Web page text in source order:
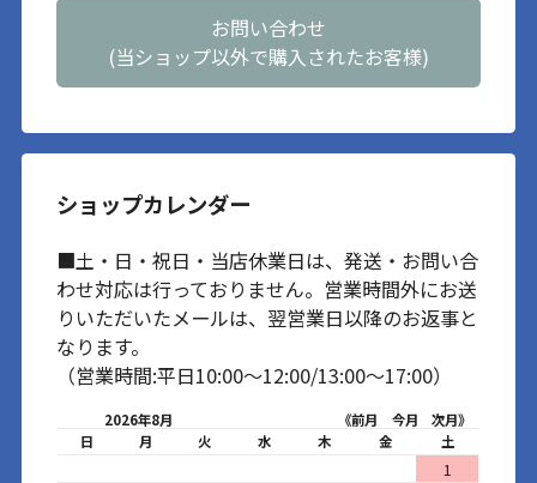
お問い合わせ
(当ショップ以外で購入されたお客様)
ショップカレンダー
■土・日・祝日・当店休業日は、発送・お問い合
わせ対応は行っておりません。営業時間外にお送
りいただいたメールは、翌営業日以降のお返事と
なります。
（営業時間:平日10:00～12:00/13:00～17:00）
2026年8月 《前月 今月
次月》
日
月 火 水 木 金 土
1